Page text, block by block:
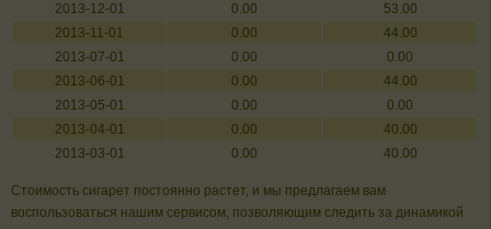
2013-12-01
0.00
53.00
2013-11-01
0.00
44.00
2013-07-01
0.00
0.00
2013-06-01
0.00
44.00
2013-05-01
0.00
0.00
2013-04-01
0.00
40.00
2013-03-01
0.00 40.00
Стоимость сигарет постоянно растет, и мы предлагаем вам
воспользоваться нашим сервисом, позволяющим следить за динамикой